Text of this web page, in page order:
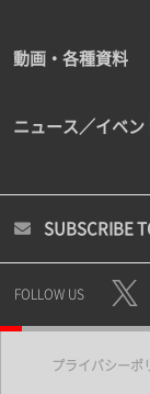
動画・各種資料
ニュース／イベン
SUBSCRIBE
FOLLOW US
プライバシーポ